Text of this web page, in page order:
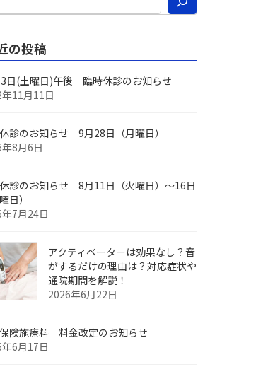
の投稿
日(土曜日)午後 臨時休診のお知らせ
11月11日
診のお知らせ 9月28日（月曜日）
8月6日
診のお知らせ 8月11日（火曜日）～16日
日）
7月24日
アクティベーターは効果なし？音
がするだけの理由は？対応症状や
通院期間を解説！
2026年6月22日
険施療料 料金改定のお知らせ
6月17日